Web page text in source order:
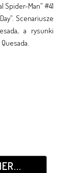
Spider-Man” #41
Scenariusze
a rysunki